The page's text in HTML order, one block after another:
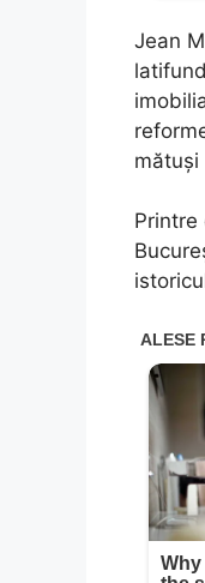
Jean
mătuși
Printre